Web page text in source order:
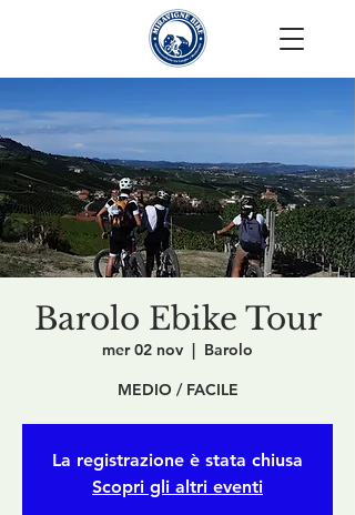
Barolo Ebike Tour
mer 02 nov
  |
Barolo
MEDIO / FACILE
La registrazione è stata chiusa
Scopri gli altri eventi